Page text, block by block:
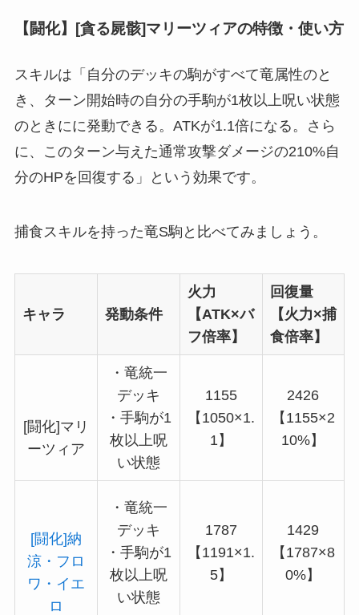
【闘化】[貪る屍骸]マリーツィアの特徴・使い方
スキルは「自分のデッキの駒がすべて竜属性のと
き、ターン開始時の自分の手駒が1枚以上呪い状態
のときにに発動できる。ATKが1.1倍になる。さら
に、このターン与えた通常攻撃ダメージの210%自
分のHPを回復する」という効果です。
捕食スキルを持った竜S駒と比べてみましょう。
キャラ 発動条件
火力
【ATK×バ
フ倍率】
回復量
【火力×捕
食倍率】
[闘化]マリ
ーツィア
・竜統一
デッキ
・手駒が1
枚以上呪
い状態
1155
【1050×1.
1】
2426
【1155×2
10%】
[闘化]納
涼・フロ
ワ・イエ
ロ
・竜統一
デッキ
・手駒が1
枚以上呪
い状態
1787
【1191×1.
5】
1429
【1787×8
0%】